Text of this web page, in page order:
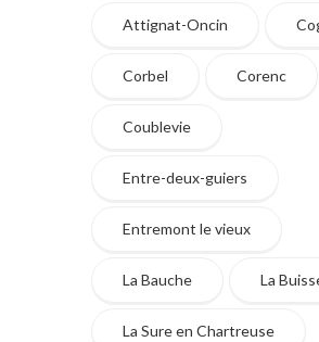
Attignat-Oncin
Corbel Corenc
Coublevie
Entre-deux-guiers
Entremont le vieux
La Bauche La
La Sure en Chartreuse